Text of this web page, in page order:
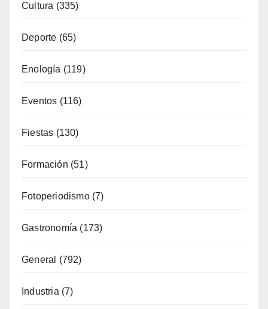
Cultura (335)
Deporte (65)
Enología (119)
Eventos (116)
Fiestas (130)
Formación (51)
Fotoperiodismo(7)
Gastronomía (173)
General (792)
Industria (7)